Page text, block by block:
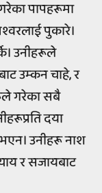
पापहरूमा
पुकारे।
उनीहरूले
उम्कन चाहे, र
गरेका सबै
दया
उनीहरू नाश
र सजायबाट